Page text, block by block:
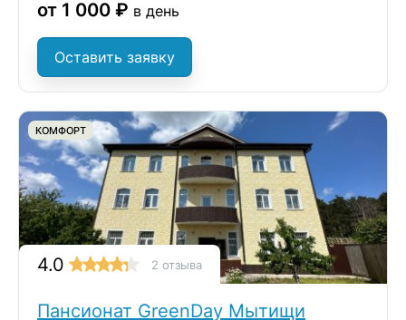
от 1 000 ₽ в день
Оставить заявку
КОМФОРТ
4.0 2 отзыва
Пансионат GreenDay Мытищи